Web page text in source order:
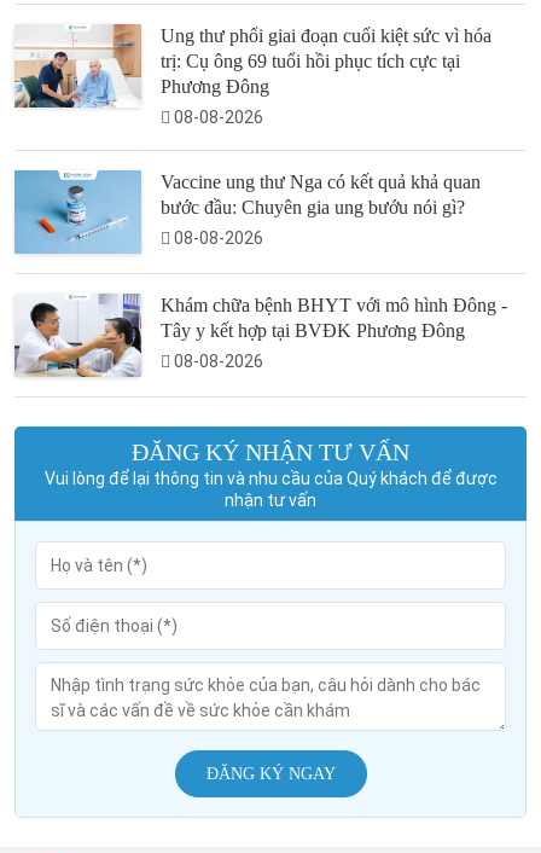
Ung thư phổi giai đoạn cuối kiệt sức vì hóa
trị: Cụ ông 69 tuổi hồi phục tích cực tại
Phương Đông
08-08-2026
Vaccine ung thư Nga có kết quả khả quan
bước đầu: Chuyên gia ung bướu nói gì?
08-08-2026
Khám chữa bệnh BHYT với mô hình Đông -
Tây y kết hợp tại BVĐK Phương Đông
08-08-2026
ĐĂNG KÝ NHẬN TƯ VẤN
Vui lòng để lại thông tin và nhu cầu của Quý khách để được
nhận tư vấn
ĐĂNG KÝ NGAY